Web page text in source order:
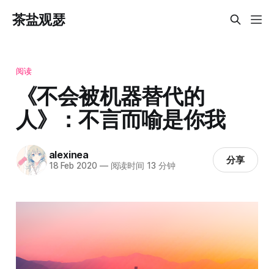
茶盐观瑟
阅读
《不会被机器替代的
人》：不言而喻是你我
alexinea
18 Feb 2020 —阅读时间 13 分钟 分享